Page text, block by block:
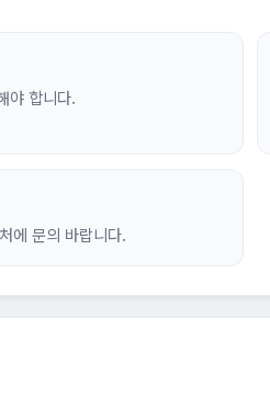
야 합니다.
에 문의 바랍니다.